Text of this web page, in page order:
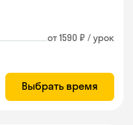
от 1590 ₽ / урок
Выбрать время